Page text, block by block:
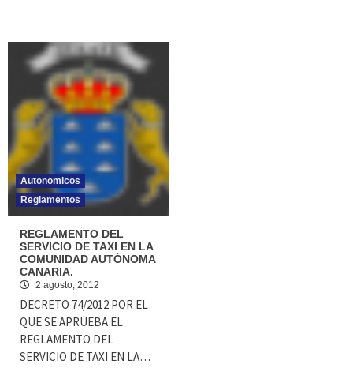
Autonomicos
Reglamentos
REGLAMENTO DEL
SERVICIO DE TAXI EN LA
COMUNIDAD AUTÓNOMA
CANARIA.
2 agosto, 2012
DECRETO 74/2012 POR EL
QUE SE APRUEBA EL
REGLAMENTO DEL
SERVICIO DE TAXI EN LA…